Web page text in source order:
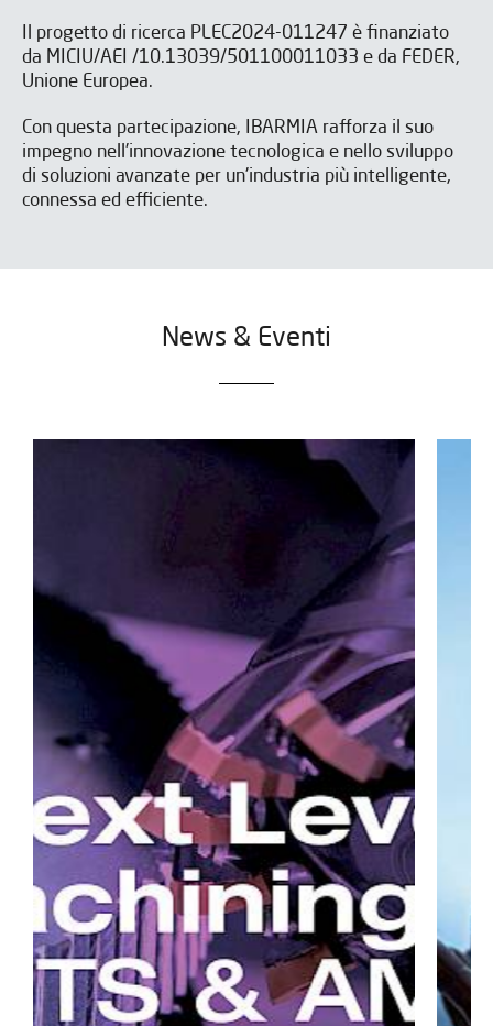
Il progetto di ricerca PLEC2024-011247 è finanziato
da MICIU/AEI /10.13039/501100011033 e da FEDER,
Unione Europea.
Con questa partecipazione, IBARMIA rafforza il suo
impegno nell'innovazione tecnologica e nello sviluppo
di soluzioni avanzate per un'industria più intelligente,
connessa ed efficiente.
News & Eventi